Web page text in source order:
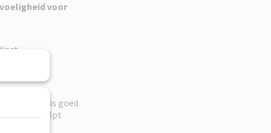
voor
is goed
helpt